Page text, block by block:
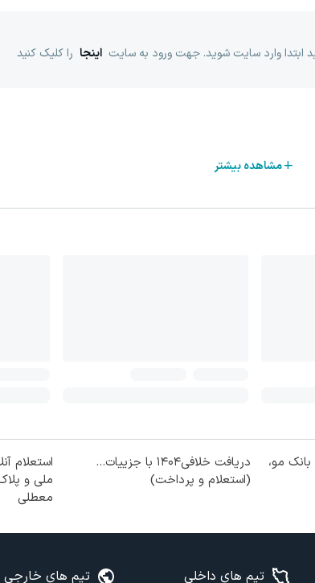
ابتدا وارد سایت شوید. جهت ورود به سایت اینجا را کلیک کنید
مشاهده بیشتر
مو،
دریافت خلافی۱۴۰۴ با جزییات...
(استعلام و پرداخت)
استعلام
ملی و
معطلی
تیم های داخلی تیم های خارجی